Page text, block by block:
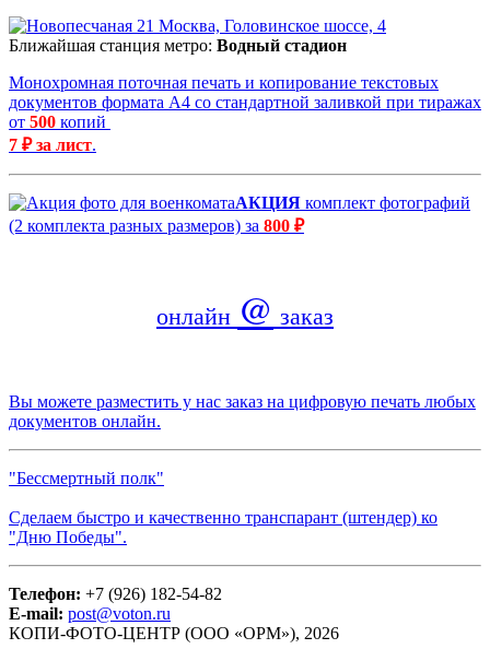
Москва, Головинское шоссе, 4
Ближайшая станция метро: Водный стадион
Монохромная поточная печать и копирование текстовых
документов формата А4 со стандартной заливкой при тиражах
от 500 копий
7 ₽ за лист.
АКЦИЯ комплект фотографий
(2 комплекта разных размеров) за 800 ₽
онлайн @ заказ
Вы можете разместить у нас заказ на цифровую печать любых
документов онлайн.
"Бессмертный полк"
Сделаем быстро и качественно транспарант (штендер) ко
"Дню Победы".
Телефон: +7 (926) 182-54-82
E-mail: post@voton.ru
КОПИ-ФОТО-ЦЕНТР (ООО «ОРМ»), 2026